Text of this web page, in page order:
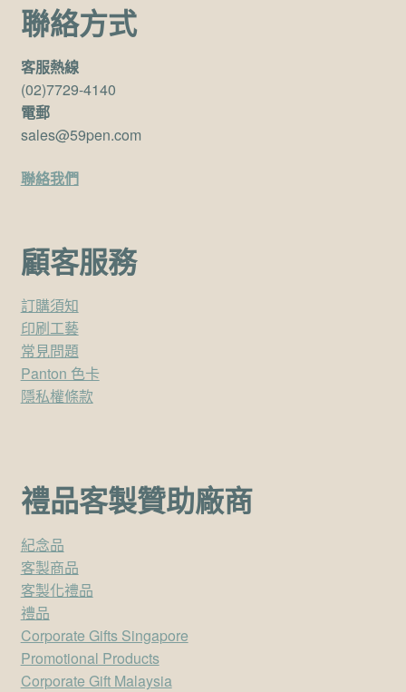
聯絡方式
客服熱線
(02)7729-4140
電郵
sales@59pen.com
聯絡我們
顧客服務
訂購須知
印刷工藝
常見問題
Panton 色卡
隱私權條款
禮品客製贊助廠商
紀念品
客製商品
客製化禮品
禮品
Corporate Gifts Singapore
Promotional Products
Corporate Gift Malaysia